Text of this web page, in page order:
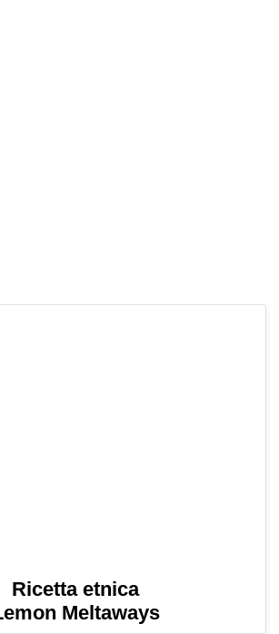
Ricetta etnica
Meltaways